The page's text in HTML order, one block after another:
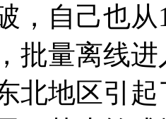
，自己也
批量离线
北地区引